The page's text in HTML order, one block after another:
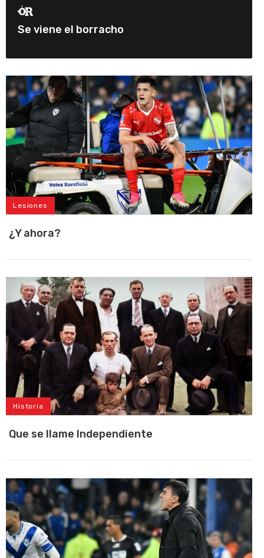
Se viene el borracho
Lesiones
¿Y ahora?
Historia
Que se llame Independiente